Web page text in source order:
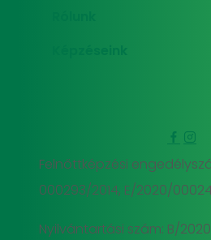
Felnőttképzési
000293/2014, E/2020/
Nyilvántartási szám: B/